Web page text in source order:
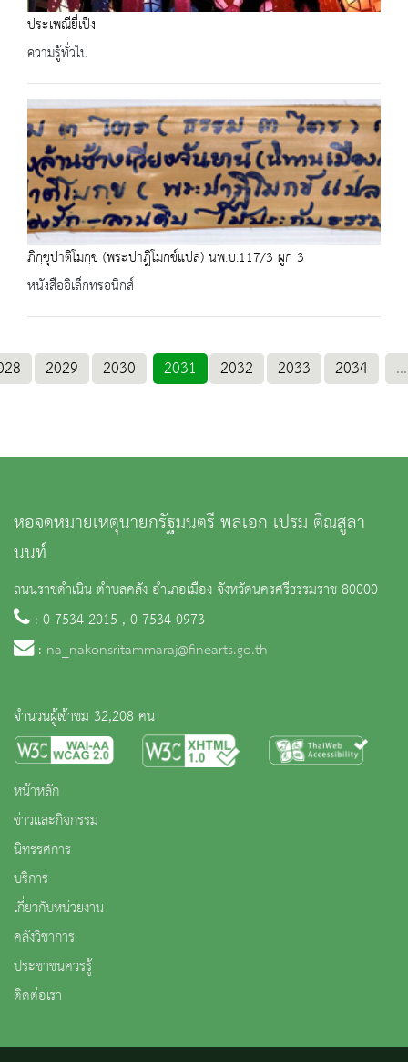
ประเพณียี่เป็ง
ความรู้ทั่วไป
ภิกฺขุปาติโมกฺข (พระปาฎิโมกข์แปล) นพ.บ.117/3 ผูก 3
หนังสืออิเล็กทรอนิกส์
2029 2030 2031 2032 2033 2034 ...
หอจดหมายเหตุนายกรัฐมนตรี พลเอก เปรม ติณสูลา
นนท์
ถนนราชดำเนิน ตำบลคลัง อำเภอเมือง จังหวัดนครศรีธรรมราช 80000
: 0 7534 2015 , 0 7534 0973
: na_nakonsritammaraj@finearts.go.th
จำนวนผู้เข้าชม 32,208 คน
หน้าหลัก
ข่าวและกิจกรรม
นิทรรศการ
บริการ
เกี่ยวกับหน่วยงาน
คลังวิชาการ
ประชาชนควรรู้
ติดต่อเรา